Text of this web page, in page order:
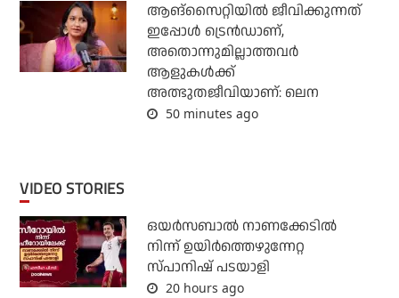
ആങ്സൈറ്റിയിൽ ജീവിക്കുന്നത്
ഇപ്പോൾ ട്രെൻഡാണ്,
അതൊന്നുമില്ലാത്തവർ
ആളുകൾക്ക്
അത്ഭുതജീവിയാണ്: ലെന
50 minutes ago
VIDEO STORIES
ഒയര്‍സബാൽ നാണക്കേടിൽ
നിന്ന് ഉയിർത്തെഴുന്നേറ്റ
സ്പാനിഷ് പടയാളി
20 hours ago